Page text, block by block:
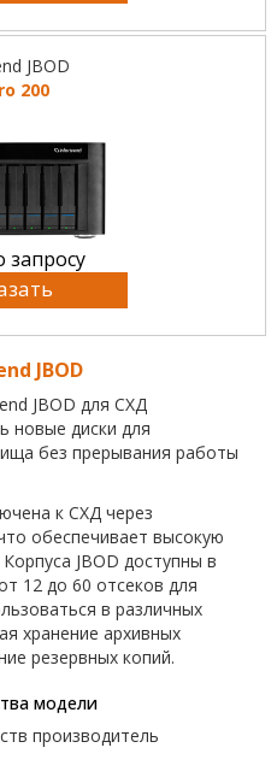
JBOD
200
запросу
JBOD
JBOD для СХД
новые диски для
без прерывания работы
к СХД через
обеспечивает высокую
JBOD доступны в
12 до 60 отсеков для
в различных
хранение архивных
резервных копий.
модели
производитель